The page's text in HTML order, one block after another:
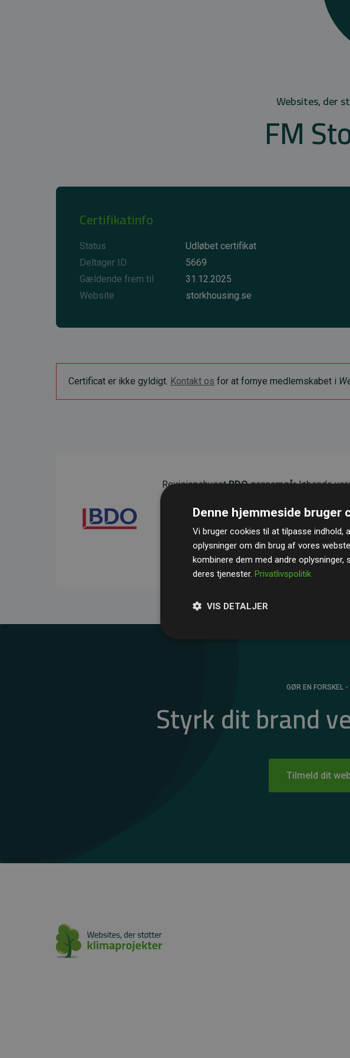
Websites, der
FM
Certifikatinfo
Status
Udløbet certifikat
Deltager ID
5669
Gældende frem til
31.12.2025
Website
storkhousing.se
Certificat er ikke gyldigt. Kontakt os for at fornye medlemskabet i
RevisionshusetBDOgennemgår løbende
gennemsnit kompenserer for
200% af
CO₂-udledninger .
GØR EN FORSKEL
Styrk dit brand
Tilmeld dit
Denne hjemmeside bruger
Vi bruger cookies til at tilpasse indhold,
oplysninger om din brug af vores
kombinere dem med andre
deres tjenester. Privatlivspolitik
VIS DETALJER